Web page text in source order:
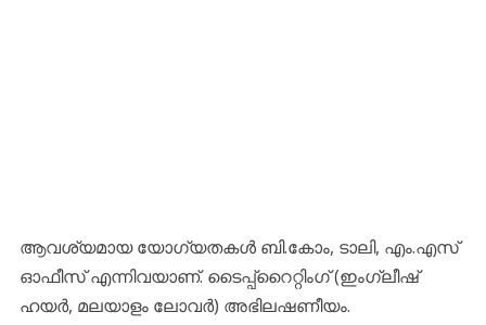
ആവശ്യമായ യോഗ്യതകൾ ബി.കോം, ടാലി, എം.എസ്
ഓഫീസ് എന്നിവയാണ്. ടൈപ്പ്റൈറ്റിംഗ് (ഇംഗ്ലീഷ്
ഹയർ, മലയാളം ലോവർ) അഭിലഷണീയം.